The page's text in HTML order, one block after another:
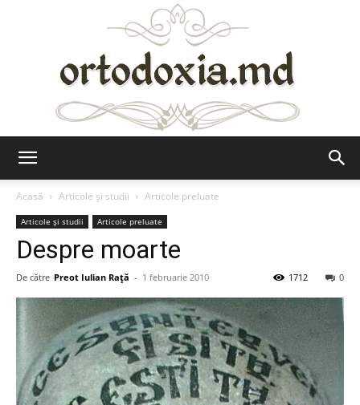
Acasă
Articole şi studii Articole preluate
Articole şi studii Articole preluate
Despre moarte
De către Preot Iulian Raţă - 1 februarie 2010 0
1712